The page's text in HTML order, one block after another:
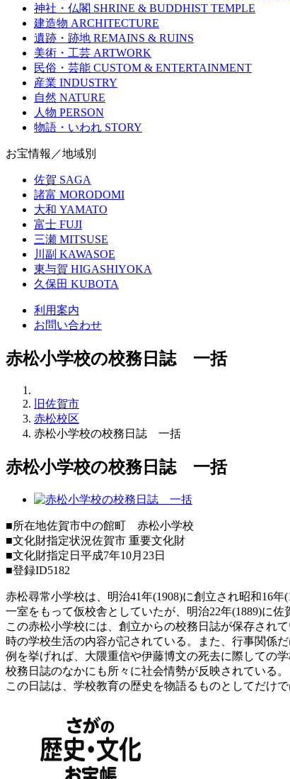
神社・仏閣 SHRINE & BUDDHIST TEMPLE
建造物 ARCHITECTURE
遺跡・跡地 REMAINS & RUINS
美術・工芸 ARTWORK
民俗・芸能 CUSTOM & ENTERTAINMENT
産業 INDUSTRY
自然 NATURE
人物 PERSON
物語・いわれ STORY
お宝情報／地域別
佐賀 SAGA
諸富 MORODOMI
大和 YAMATO
富士 FUJI
三瀬 MITSUSE
川副 KAWASOE
東与賀 HIGASHIYOKA
久保田 KUBOTA
利用案内
お問い合わせ
赤松小学校の校務日誌 一括
旧佐賀市
赤松校区
赤松小学校の校務日誌 一括
赤松小学校の校務日誌 一括
■所在地佐賀市中の館町 赤松小学校
■文化財指定状況佐賀市 重要文化財
■文化財指定日 平成7年10月23日
■登録ID5182
赤松尋常小学校は、明治41年(1908)に創立され昭和16
一室をもって仮校舎としていたが、明治22年(1889)に
この赤松小学校には、創立からの校務日誌が保存され
時の学校生活の内容が記されている。また、行事関係
例を挙げれば、大隈重信や伊藤博文の死去に際しての
校務日誌のなかにも所々に社会情勢が反映されている。
この日誌は、学校教育の歴史を物語るものとしてだけ